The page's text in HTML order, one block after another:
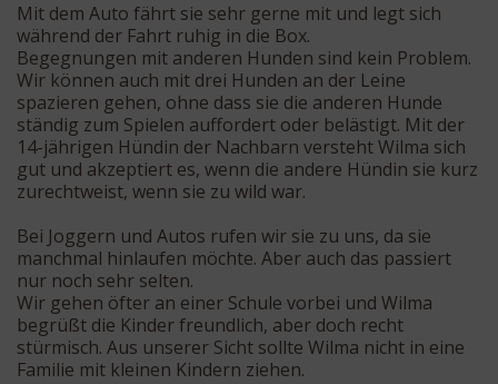
Mit dem Auto fährt sie sehr gerne mit und legt sich
während der Fahrt ruhig in die Box.
Begegnungen mit anderen Hunden sind kein Problem.
Wir können auch mit drei Hunden an der Leine
spazieren gehen, ohne dass sie die anderen Hunde
ständig zum Spielen auffordert oder belästigt. Mit der
14-jährigen Hündin der Nachbarn versteht Wilma sich
gut und akzeptiert es, wenn die andere Hündin sie kurz
zurechtweist, wenn sie zu wild war.
Bei Joggern und Autos rufen wir sie zu uns, da sie
manchmal hinlaufen möchte. Aber auch das passiert
nur noch sehr selten.
Wir gehen öfter an einer Schule vorbei und Wilma
begrüßt die Kinder freundlich, aber doch recht
stürmisch. Aus unserer Sicht sollte Wilma nicht in eine
Familie mit kleinen Kindern ziehen.